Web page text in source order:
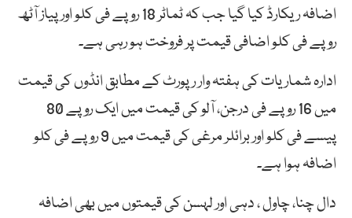
اضافہ ریکارڈ کیا گیا جب کہ ٹماٹر 18 روپے فی کلو اور پیاز آٹھ
روپے فی کلو اضافی قیمت پر فروخت ہو رہی ہے۔
ادارہ شماریات کی ہفتہ وار رپورٹ کے مطابق انڈوں کی قیمت
میں 16 روپے فی درجن، آلو کی قیمت میں ایک روپے 80
پیسے فی کلو اور برائلر مرغی کی قیمت میں 9 روپے فی کلو
اضافہ ہوا ہے۔
دال چنا، چاول ، دہی اور لہسن کی قیمتوں میں بھی اضافہ